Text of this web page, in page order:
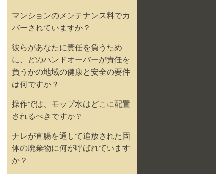
マンションのメンテナンス料でカ
バーされていますか？
彼らがあなたに責任を負うため
に、どのハンドオーバーが責任を
負うかの地域の健康と安全の要件
は何ですか？
操作では、モップ水はどこに配置
されるべきですか？
ナレが直腸を通して追放された固
体の廃棄物に何が呼ばれています
か？